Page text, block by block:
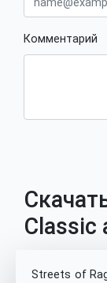
Комментарий
Classic
Streets of